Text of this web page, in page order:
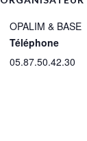
OPALIM & BASE
Téléphone
05.87.50.42.30